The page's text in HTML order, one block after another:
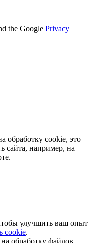
the Google Privacy
обработку cookie, это
сайта, например, на
улучшить ваш опыт
cookie.
обработку файлов